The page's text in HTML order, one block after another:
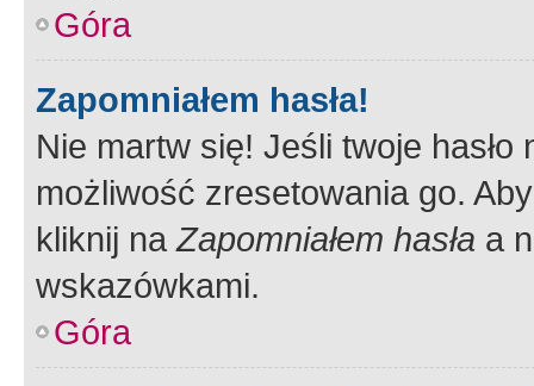
Góra
Zapomniałem hasła!
Nie martw się! Jeśli twoje
możliwość zresetowania go.
kliknij naZapomniałem hasła a
wskazówkami.
Góra